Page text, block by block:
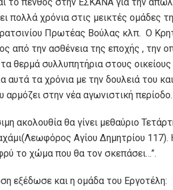
το πένθος στην ΕΣΚΑΝΑ για την
πολλά χρόνια στις μεικτές
Πρωτέας Βούλας κλπ. Ο
από την ασθένεια της εποχής , την
θερμά συλλυπητήρια στους
αυτά τα χρόνια με την δουλειά του
αρμόζει στην νέα αγωνιστική
ακολουθία θα γίνει μεθαύριο
Αγίου Δημητρίου 117).
το χώμα που θα τον σκεπάσει…”.
εξέδωσε και η ομάδα του Εργοτέλη: